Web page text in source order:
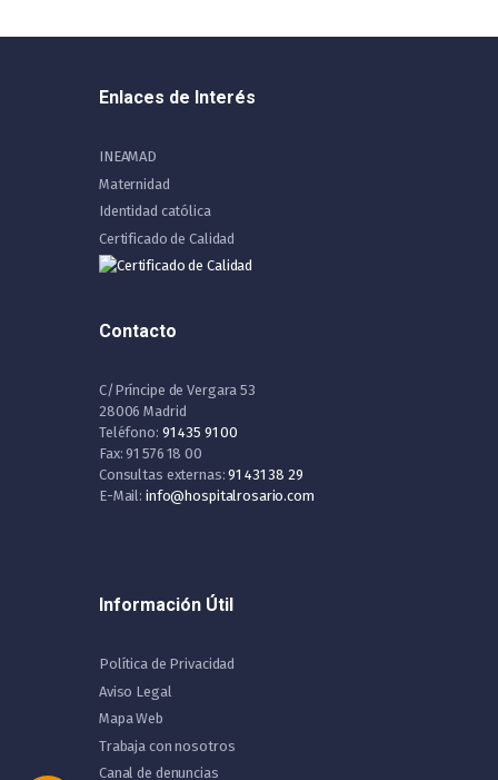
Enlaces de Interés
INEAMAD
Maternidad
Identidad católica
Certificado de Calidad
Contacto
C/Príncipe de Vergara 53
28006 Madrid
Teléfono: 91 435 91 00
Fax: 91 576 18 00
Consultas externas:91 431 38 29
E-Mail: info@hospitalrosario.com
Información Útil
Política de Privacidad
Aviso Legal
Mapa Web
Trabaja con nosotros
Canal de denuncias